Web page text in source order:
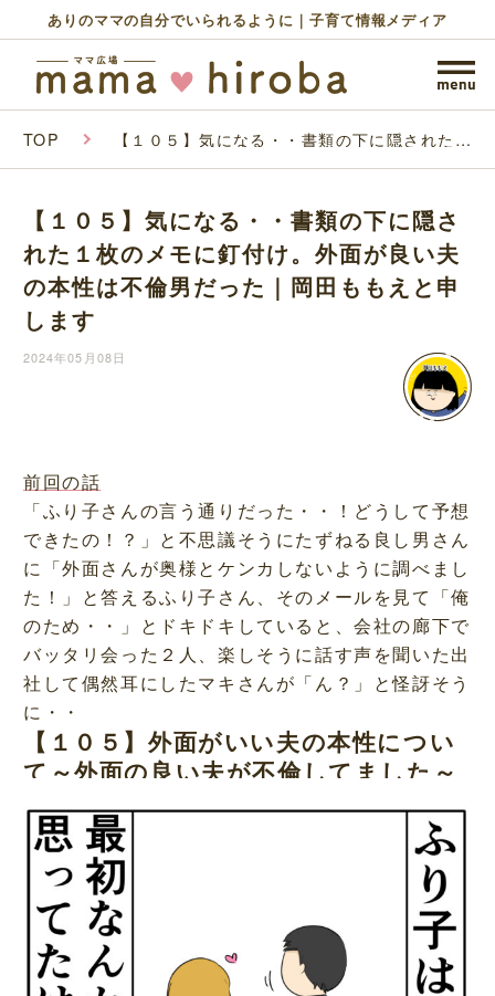
ありのママの自分でいられるように｜子育て情報メディア
TOP 【１０５】気になる・・書類の下に隠された１
男だった｜岡田ももえと申します
【１０５】気になる・・書類の下に隠さ
れた１枚のメモに釘付け。外面が良い夫
の本性は不倫男だった｜岡田ももえと申
します
2024年05月08日
前回の話
「ふり子さんの言う通りだった・・！どうして予想
できたの！？」と不思議そうにたずねる良し男さん
に「外面さんが奥様とケンカしないように調べまし
た！」と答えるふり子さん、そのメールを見て「俺
のため・・」とドキドキしていると、会社の廊下で
バッタリ会った２人、楽しそうに話す声を聞いた出
社して偶然耳にしたマキさんが「ん？」と怪訝そう
に・・
【１０５】外面がいい夫の本性につい
て～外面の良い夫が不倫してました～